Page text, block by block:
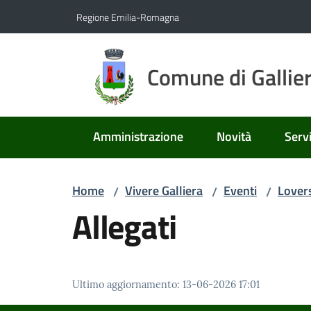
Regione Emilia-Romagna
Comune di
Amministrazione Novità
Home / Vivere Galliera / Eventi /
Allegati
Ultimo aggiornamento: 13-06-2026 17:01